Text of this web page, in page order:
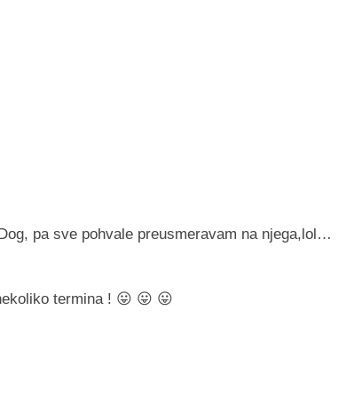
pa sve pohvale preusmeravam na njega,lol…
termina ! 😛 😛 😛